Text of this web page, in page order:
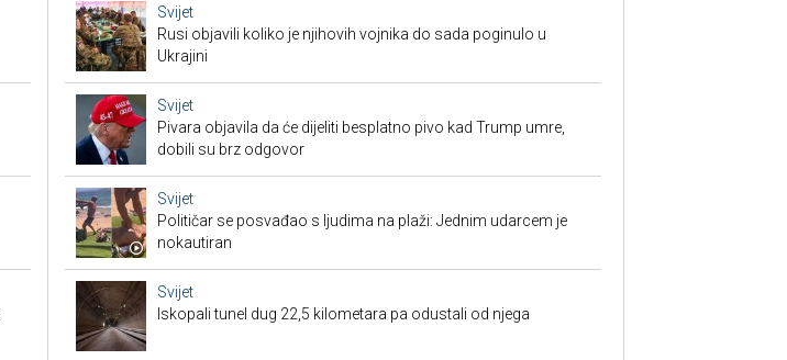
Svijet
Rusi objavili koliko je njihovih vojnika do sada poginulo u
Ukrajini
Svijet
Pivara objavila da će dijeliti besplatno pivo kad Trump umre,
dobili su brz odgovor
Svijet
Političar se posvađao s ljudima na plaži: Jednim udarcem je
nokautiran
Svijet
Iskopali tunel dug 22,5 kilometara pa odustali od njega